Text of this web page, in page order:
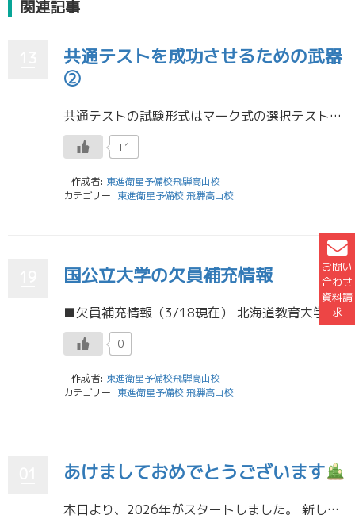
お問い
合わせ
資料請
求
関連記事
共通テストを成功させるための武器
②
共通テストの試験形式はマーク式の選択テストです。必ず正答が選択肢の中にあるテストです。であれば不正答を排除できれば満点取れるのです。しかし巧妙に不正答が配置されていますから排除する時間がかかるものでもあります。さらに、今 […]
+1
作成者: 東進衛星予備校飛騨高山校
カテゴリー: 東進衛星予備校 飛騨高山校
国公立大学の欠員補充情報
■欠員補充情報（3/18現在） 北海道教育大学 静岡大学 愛媛大学 名古屋工業大学 ・・・・・・・・・・・・・・・・・・・・・・・・・・・・・・・・・・・・・・・・・・・・・・・北海道教育大学 https://www. […]
0
作成者: 東進衛星予備校飛騨高山校
カテゴリー: 東進衛星予備校 飛騨高山校
あけましておめでとうございます
本日より、2026年がスタートしました。 新しい一年の始まりは、ワクワクと同時に少し緊張するかもしれません。 受験は、日々の小さな積み重ねが結果につながります。 今できることに向き合い続けることで、チャンスを追い風に変え […]